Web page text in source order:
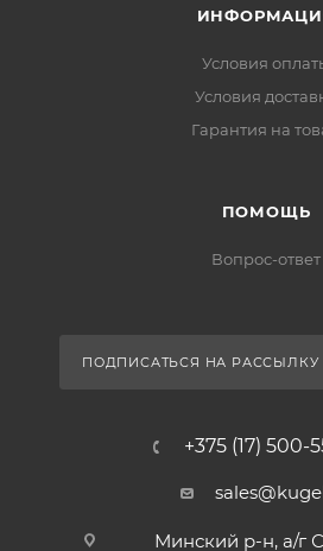
Условия
Условия
Гарантия на
ПОМОЩЬ
Вопрос-ответ
ПОДПИСАТЬСЯ НА РАССЫЛКУ
+375 (17) 500-
Минский р-н, а/г